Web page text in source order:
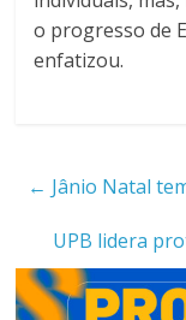
o progresso de
enfatizou.
← Jânio Natal
UPB lidera